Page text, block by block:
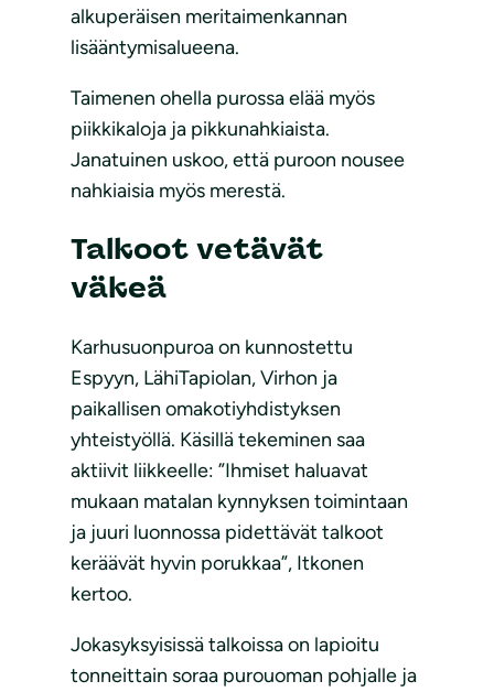
alkuperäisen meritaimenkannan
lisääntymisalueena.
Taimenen ohella purossa elää myös
piikkikaloja ja pikkunahkiaista.
Janatuinen uskoo, että puroon nousee
nahkiaisia myös merestä.
Talkoot vetävät
väkeä
Karhusuonpuroa on kunnostettu
Espyyn, LähiTapiolan, Virhon ja
paikallisen omakotiyhdistyksen
yhteistyöllä. Käsillä tekeminen saa
aktiivit liikkeelle: ”Ihmiset haluavat
mukaan matalan kynnyksen toimintaan
ja juuri luonnossa pidettävät talkoot
keräävät hyvin porukkaa”, Itkonen
kertoo.
Jokasyksyisissä talkoissa on lapioitu
tonneittain soraa purouoman pohjalle ja